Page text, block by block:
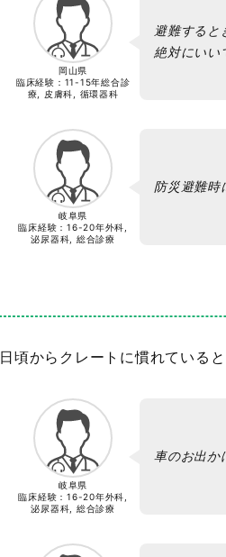
岡山県
臨床経験： 11-15年総合診
療, 皮膚科, 循環器科
避難すると
絶対にいい
岐阜県
臨床経験： 16-20年外科,
泌尿器科, 総合診療
防災避難時
日頃からクレートに慣れていると
岐阜県
臨床経験： 16-20年外科,
泌尿器科, 総合診療
車のお出か